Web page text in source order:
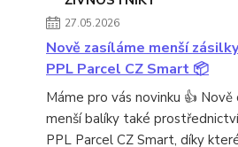
27.05.2026
Nově zasíláme menší
PPL Parcel CZ Smart 📦
Máme pro vás novinku 👍 Nově
menší balíky také
PPL Parcel CZ Smart, díky